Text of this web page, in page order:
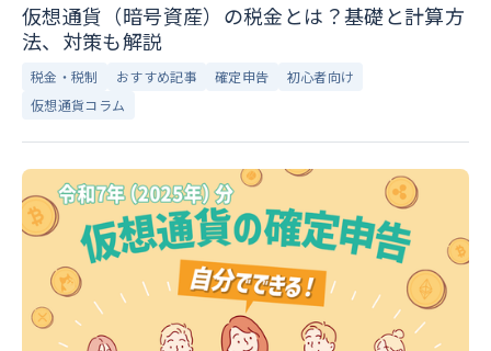
仮想通貨（暗号資産）の税金とは？基礎と計算方
法、対策も解説
税金・税制 おすすめ記事 確定申告
初心者向け
仮想通貨コラム